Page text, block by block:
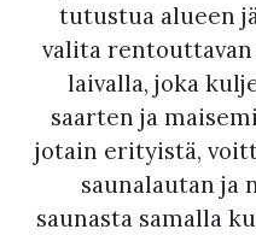
tutustua alueen
valita
laivalla, joka
saarten ja
jotain erityistä,
saunalautan ja
saunasta samalla